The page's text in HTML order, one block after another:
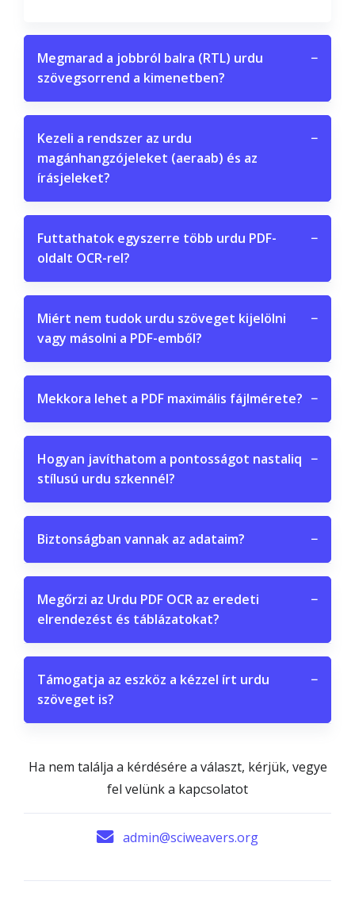
Megmarad a jobbról balra (RTL) urdu
szövegsorrend a kimenetben?
−
Kezeli a rendszer az urdu
magánhangzójeleket (aeraab) és az
írásjeleket?
−
Futtathatok egyszerre több urdu PDF-
oldalt OCR-rel?
−
Miért nem tudok urdu szöveget kijelölni
vagy másolni a PDF-emből?
−
Mekkora lehet a PDF maximális fájlmérete? −
Hogyan javíthatom a pontosságot nastaliq
stílusú urdu szkennél?
−
Biztonságban vannak az adataim? −
Megőrzi az Urdu PDF OCR az eredeti
elrendezést és táblázatokat?
−
Támogatja az eszköz a kézzel írt urdu
szöveget is?
−
Ha nem találja a kérdésére a választ, kérjük, vegye
fel velünk a kapcsolatot
admin@sciweavers.org